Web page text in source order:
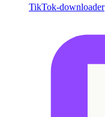
TikTok-downloader